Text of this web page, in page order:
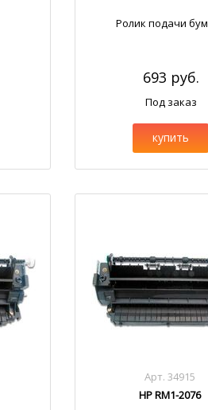
Ролик подачи
693 руб.
Под заказ
купить
Арт. 34915
HP RM1-2076